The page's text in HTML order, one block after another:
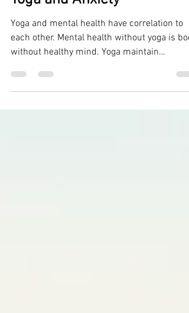
Yoga and Mental Health
Yoga and Anxiety
Yoga and mental health have correlation to
each other. Mental health without yoga is